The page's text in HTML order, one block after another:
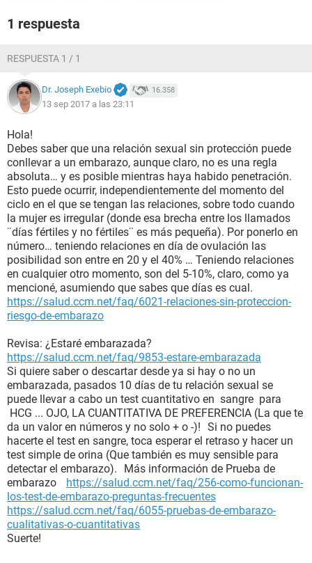
1 respuesta
RESPUESTA 1 / 1
Dr. Joseph Exebio 16.358
13 sep 2017 a las 23:11
Hola!
Debes saber que una relación sexual sin protección puede
conllevar a un embarazo, aunque claro, no es una regla
absoluta… y es posible mientras haya habido penetración.
Esto puede ocurrir, independientemente del momento del
ciclo en el que se tengan las relaciones, sobre todo cuando
la mujer es irregular (donde esa brecha entre los llamados
¨días fértiles y no fértiles¨ es más pequeña). Por ponerlo en
número… teniendo relaciones en día de ovulación las
posibilidad son entre en 20 y el 40% … Teniendo relaciones
en cualquier otro momento, son del 5-10%, claro, como ya
mencioné, asumiendo que sabes que días es cual.
https://salud.ccm.net/faq/6021-relaciones-sin-proteccion-
riesgo-de-embarazo
Revisa: ¿Estaré embarazada?
https://salud.ccm.net/faq/9853-estare-embarazada
Si quiere saber o descartar desde ya si hay o no un
embarazada, pasados 10 días de tu relación sexual se
puede llevar a cabo un test cuantitativo en sangre para
HCG ... OJO, LA CUANTITATIVA DE PREFERENCIA (La que te
da un valor en números y no solo + o -)! Si no puedes
hacerte el test en sangre, toca esperar el retraso y hacer un
test simple de orina (Que también es muy sensible para
detectar el embarazo). Más información de Prueba de
embarazo https://salud.ccm.net/faq/256-como-funcionan-
los-test-de-embarazo-preguntas-frecuentes
https://salud.ccm.net/faq/6055-pruebas-de-embarazo-
cualitativas-o-cuantitativas
Suerte!